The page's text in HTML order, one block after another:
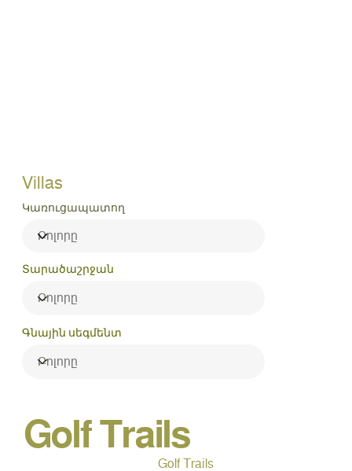
Villas
Կառուցապատող
Տարածաշրջան
Գնային սեգմենտ
Golf Trails
Golf Trails